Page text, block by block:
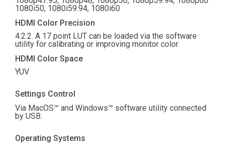
1080i50, 1080i59.94, 1080i60
HDMI Color Precision
4:2:2. A 17 point LUT can be loaded via the software
utility for calibrating or improving monitor color.
HDMI Color Space
YUV
Settings Control
Via MacOS™ and Windows™ software utility connected
by USB.
Operating Systems